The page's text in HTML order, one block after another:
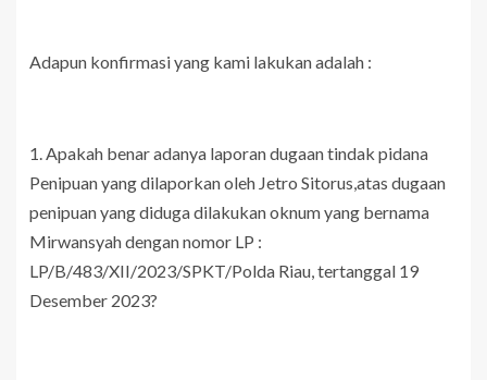
Adapun konfirmasi yang kami lakukan adalah :
1. Apakah benar adanya laporan dugaan tindak pidana
Penipuan yang dilaporkan oleh Jetro Sitorus,atas dugaan
penipuan yang diduga dilakukan oknum yang bernama
Mirwansyah dengan nomor LP :
LP/B/483/XII/2023/SPKT/Polda Riau, tertanggal 19
Desember 2023?